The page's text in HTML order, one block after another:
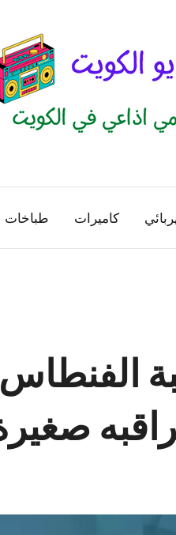
الكويت
منصة
اذاعيةكاميرات طباخات